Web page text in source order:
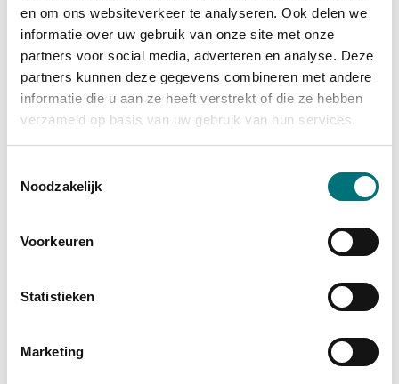
en om ons websiteverkeer te analyseren. Ook delen we
informatie over uw gebruik van onze site met onze
partners voor social media, adverteren en analyse. Deze
partners kunnen deze gegevens combineren met andere
informatie die u aan ze heeft verstrekt of die ze hebben
verzameld op basis van uw gebruik van hun services.
Noodzakelijk
Voorkeuren
Statistieken
Marketing
Open
Ook interessant
Alden Biesen